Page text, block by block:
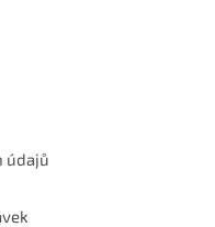
údajů